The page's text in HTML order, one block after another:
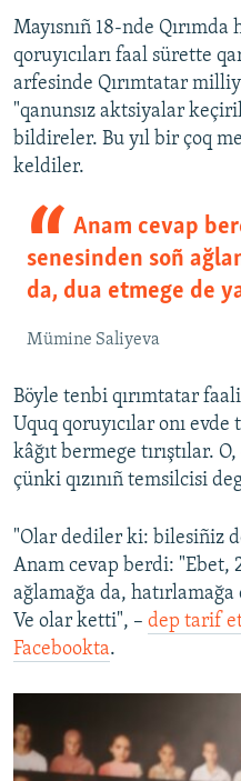
Mayısnıñ 18-nde
qoruyıcıları faal sürette
arfesinde Qırımtatar
"qanunsız aktsiyalar
bildireler. Bu yıl bir çoq
keldiler.
Anam cevap
senesinden soñ
da, dua etmege de
Mümine Saliyeva
Böyle tenbi qırımtatar faali
Uquq qoruyıcılar onı evde
kâğıt bermege tırıştılar.
çünki qızınıñ temsilcisi
"Olar dediler ki: bilesiñiz
Anam cevap berdi: "Ebet,
ağlamağa da,
Ve olar ketti", – dep tarif
Facebookta.